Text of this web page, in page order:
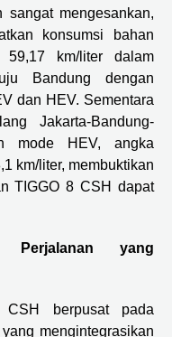
sangat mengesankan,
konsumsi bahan
km/liter dalam
Bandung dengan
dan HEV. Sementara
Jakarta-Bandung-
mode HEV, angka
km/liter, membuktikan
TIGGO 8 CSH dapat
Perjalanan yang
berpusat pada
mengintegrasikan